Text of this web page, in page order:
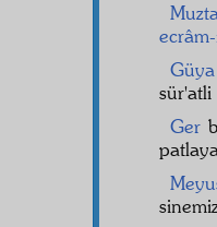
Güya
sür'atli
Ger